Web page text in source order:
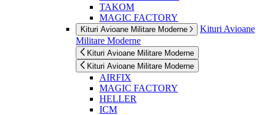
TAKOM
MAGIC FACTORY
Kituri Avioane Militare Moderne
Kituri Avioane
Militare Moderne
Kituri Avioane Militare Moderne
Kituri Avioane Militare Moderne
AIRFIX
MAGIC FACTORY
HELLER
ICM